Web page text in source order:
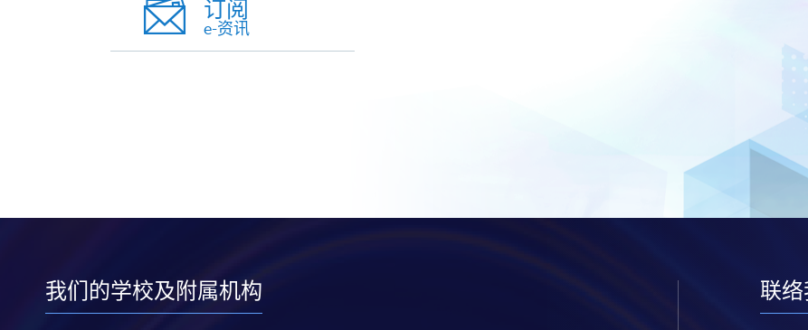
订阅
e-资讯
我们的学校及附属机构 联络